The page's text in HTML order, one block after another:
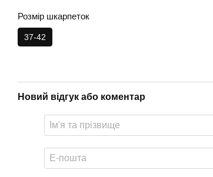
Розмір шкарпеток
37-42
Новий відгук або коментар